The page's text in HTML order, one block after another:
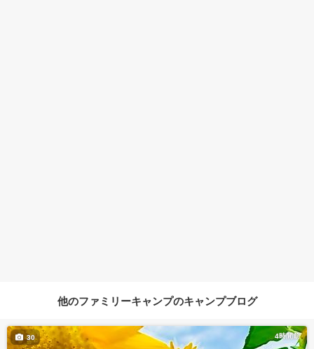
他のファミリーキャンプのキャンプブログ
4時間前
30